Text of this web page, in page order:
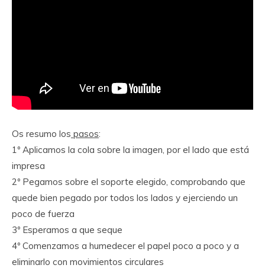
Os resumo los pasos:
1º Aplicamos la cola sobre la imagen, por el lado que está
impresa
2º Pegamos sobre el soporte elegido, comprobando que
quede bien pegado por todos los lados y ejerciendo un
poco de fuerza
3º Esperamos a que seque
4º Comenzamos a humedecer el papel poco a poco y a
eliminarlo con movimientos circulares